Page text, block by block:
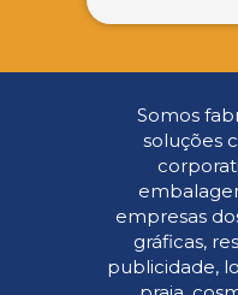
Somos
soluções
empresas
gráficas,
publicidade,